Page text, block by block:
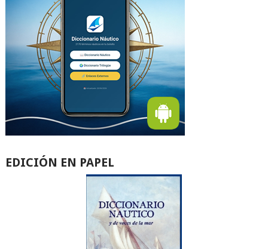
EDICIÓN EN PAPEL